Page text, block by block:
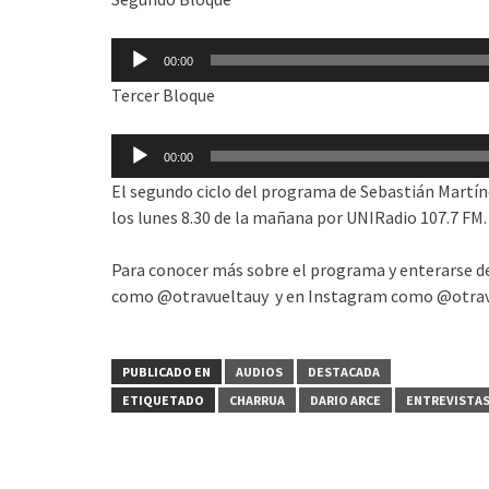
audio
Reproductor
de
audio
00:00
Tercer Bloque
Reproductor
de
audio
00:00
El segundo ciclo del programa de Sebastián
los lunes 8.30 de la mañana por UNIRadio 107.7 FM.
Para conocer más sobre el programa y enterarse
como @otravueltauy y en Instagram como
PUBLICADO EN AUDIOS
DESTACADA
ETIQUETADO
CHARRUA DARIO ARCE ENTREVISTAS